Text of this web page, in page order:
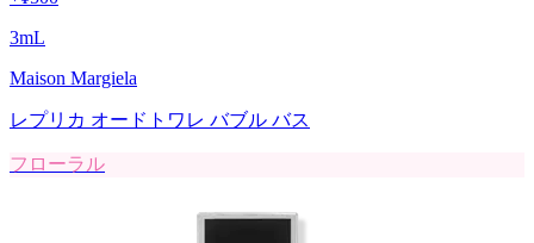
3mL
Maison Margiela
レプリカ オードトワレ バブル バス
フローラル